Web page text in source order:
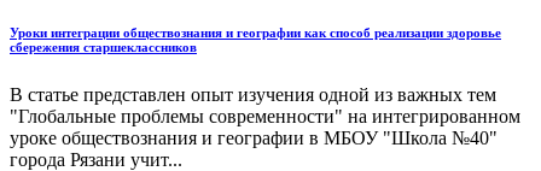
Уроки интеграции обществознания и географии как способ реализации здоровье
сбережения старшеклассников
В статье представлен опыт изучения одной из важных тем
"Глобальные проблемы современности" на интегрированном
уроке обществознания и географии в МБОУ "Школа №40"
города Рязани учит...